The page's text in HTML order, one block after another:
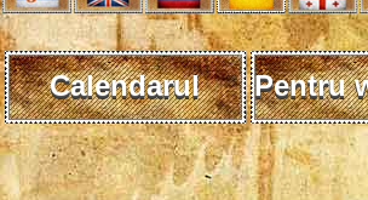
Calendarul Pentru